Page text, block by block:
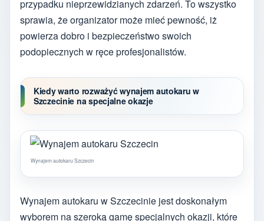
przypadku nieprzewidzianych zdarzeń. To wszystko
sprawia, że organizator może mieć pewność, iż
powierza dobro i bezpieczeństwo swoich
podopiecznych w ręce profesjonalistów.
Kiedy warto rozważyć wynajem autokaru w
Szczecinie na specjalne okazje
Wynajem autokaru Szczecin
Wynajem autokaru w Szczecinie jest doskonałym
wyborem na szeroką gamę specjalnych okazji, które